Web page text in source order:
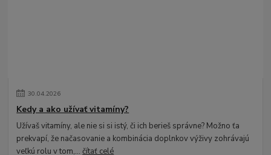
30.04.2026
Kedy a ako užívať vitamíny?
Užívaš vitamíny, ale nie si si istý, či ich berieš správne? Možno ťa
prekvapí, že načasovanie a kombinácia doplnkov výživy zohrávajú
veľkú rolu v tom,...čítať celé